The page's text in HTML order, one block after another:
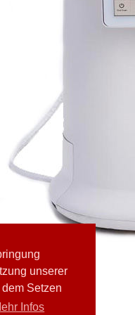
unserer
Setzen
Infos